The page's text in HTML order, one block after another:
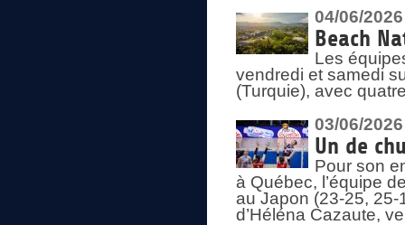
04/06/2026
Beach
Les
vendredi et samedi
(Turquie), avec
03/06/2026
Un de
Pour son
à Québec, l’équipe
au Japon (23-25,
d’Héléna Cazaute,